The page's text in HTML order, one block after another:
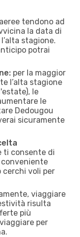
tendono ad
la data di
stagione.
potrai
per la maggior
l’alta stagione
le
le
Dedougou
sicuramente
ti consente di
conveniente
voli per
viaggiare
risulta
più
per